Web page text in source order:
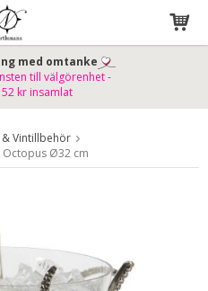
tillagd i varukorgen
med omtanke
till välgörenhet -
kr insamlat
& Vintillbehör
Octopus Ø32 cm